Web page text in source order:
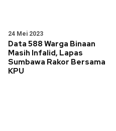
24 Mei 2023
Data 588 Warga Binaan
Masih Infalid, Lapas
Sumbawa Rakor Bersama
KPU